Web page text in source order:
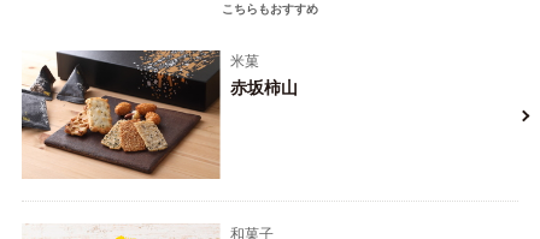
こちらもおすすめ
米菓
赤坂柿山
和菓子